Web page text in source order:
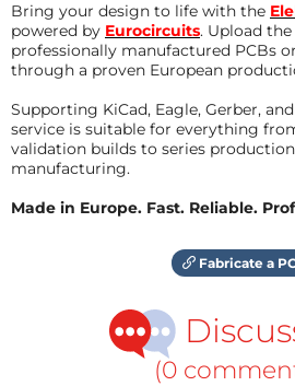
Bring your design to life with the
powered by Eurocircuits. Upload
professionally manufactured PCBs
through a proven European
Supporting KiCad, Eagle, Gerber,
service is suitable for everything
validation builds to series
manufacturing.
Made in Europe. Fast. Reliable.
Fabricate a
(0